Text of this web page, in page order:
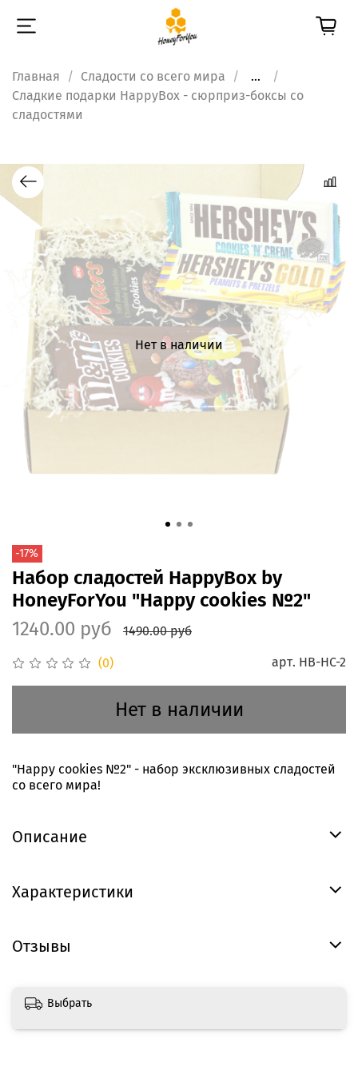
Главная Сладости со всего мира
...
Сладкие подарки HappyBox - сюрприз-боксы со
сладостями
Нет в наличии
-17%
(0) арт. HB-HC-2
Набор сладостей HappyBox by
HoneyForYou "Happy cookies №2"
1240.00 руб
1490.00 руб
Нет в наличии
"Happy cookies №2" - набор эксклюзивных сладостей
со всего мира!
Описание
Характеристики
Отзывы
Выбрать